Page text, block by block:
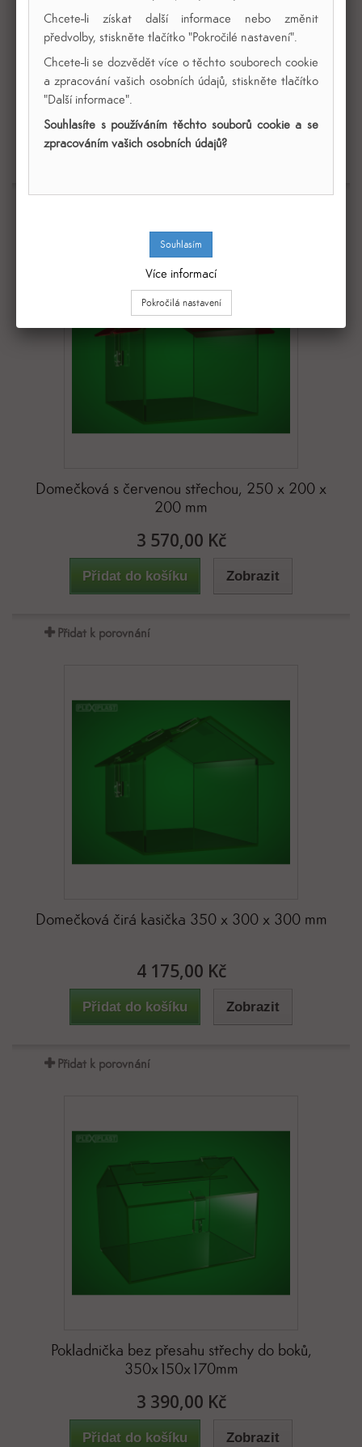
Domečková čirá kasička 250 x 200 x 200 mm
Přidat do košíku Zobrazit
Domečková s červenou střechou, 250 x 200 x
200 mm
3 570,00 Kč
Přidat do košíku Zobrazit
Přidat k porovnání
Domečková čirá kasička 350 x 300 x 300 mm
4 175,00 Kč
Přidat do košíku Zobrazit
Přidat k porovnání
Pokladnička bez přesahu střechy do boků,
350x150x170mm
3 390,00 Kč
Přidat do košíku Zobrazit
Chcete-li získat další informace nebo změnit
předvolby, stiskněte tlačítko "Pokročilé nastavení".
Chcete-li se dozvědět více o těchto souborech cookie
a zpracování vašich osobních údajů, stiskněte tlačítko
"Další informace".
Souhlasíte s používáním těchto souborů cookie a se
zpracováním vašich osobních údajů?
Více informací